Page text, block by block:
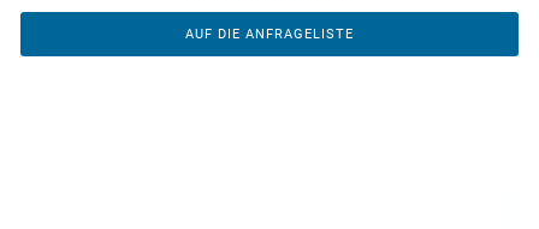
AUF DIE ANFRAGELISTE